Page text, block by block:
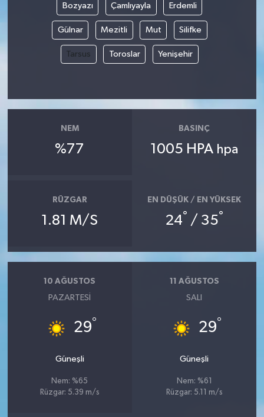
Bozyazı Çamlıyayla Erdemli
Gülnar Mezitli Mut Silifke
Tarsus Toroslar Yenişehir
NEM
%77
BASINÇ
1005 HPA hpa
RÜZGAR
1.81 M/S
EN DÜŞÜK / EN YÜKSEK
24° / 35°
10 AĞUSTOS
PAZARTESI
29°
Güneşli
Nem: %65
Rüzgar: 5.39 m/s
11 AĞUSTOS
SALI
29°
Güneşli
Nem: %61
Rüzgar: 5.11 m/s
Magazin
Resmi İlanlar
Seri İlan
Siyaset
Sonsöz Özel
Vasıta
Yaşam